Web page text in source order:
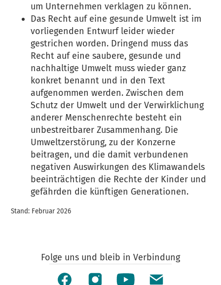
um Unternehmen verklagen zu können.
Das Recht auf eine gesunde Umwelt ist im
vorliegenden Entwurf leider wieder
gestrichen worden. Dringend muss das
Recht auf eine saubere, gesunde und
nachhaltige Umwelt muss wieder ganz
konkret benannt und in den Text
aufgenommen werden. Zwischen dem
Schutz der Umwelt und der Verwirklichung
anderer Menschenrechte besteht ein
unbestreitbarer Zusammenhang. Die
Umweltzerstörung, zu der Konzerne
beitragen, und die damit verbundenen
negativen Auswirkungen des Klimawandels
beeinträchtigen die Rechte der Kinder und
gefährden die künftigen Generationen.
Stand: Februar 2026
Folge uns und bleib in Verbindung